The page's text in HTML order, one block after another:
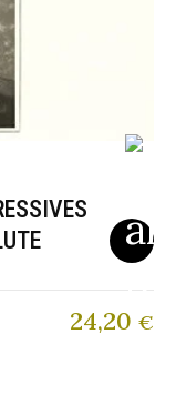
24,20 €